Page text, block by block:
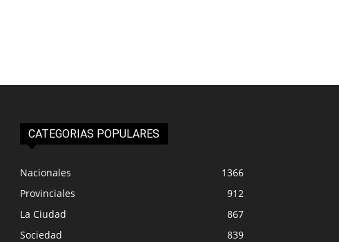
CATEGORIAS POPULARES
Nacionales
1366
Provinciales
912
La Ciudad
867
Sociedad
839